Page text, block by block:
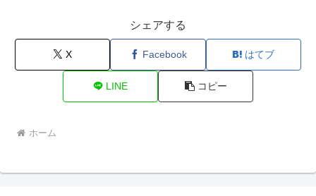
シェアする
X Facebook はてブ
LINE コピー
ホーム